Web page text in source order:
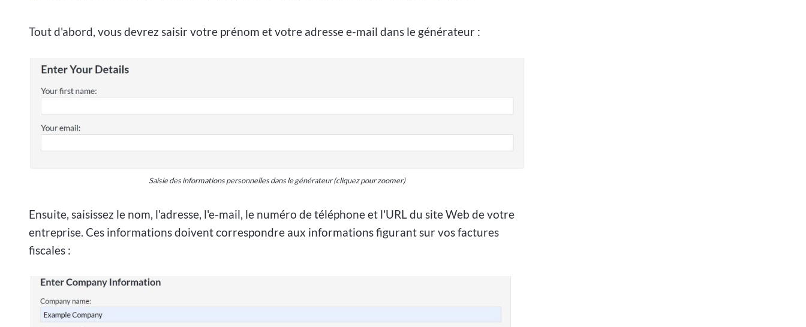
Tout d'abord, vous devrez saisir votre prénom et votre adresse e-mail dans le générateur :
Saisie des informations personnelles dans le générateur (cliquez pour zoomer)
Ensuite, saisissez le nom, l'adresse, l'e-mail, le numéro de téléphone et l'URL du site Web de votre
entreprise. Ces informations doivent correspondre aux informations figurant sur vos factures
fiscales :